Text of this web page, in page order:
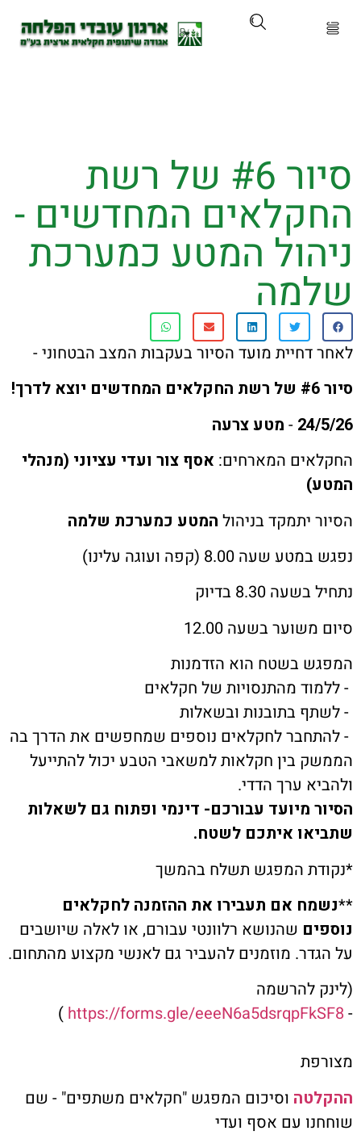
והכשרות
ועדכונים
קשר
סיור #6 של רשת
המחדשים -
המטע כמערכת
מועד הסיור בעקבות המצב הבטחוני -
-מטע צרעה
המארחים:אסף צור ועדי עציוני (מנהלי
יתמקד בניהול המטע כמערכת שלמה
8.00 (קפה ועוגה עלינו)
8.30 בדיוק
בשעה 12.00
בשטח הוא הזדמנות
מהתנסויות של חקלאים
בתובנות ובשאלות
לחקלאים נוספים שמחפשים את הדרך בה
בין חקלאות למשאבי הטבע יכול להתייעל
ערך הדדי.
מיועד עבורכם- דינמי ופתוח גם לשאלות
איתכם לשטח.
המפגש תשלח בהמשך
אם תעבירו את ההזמנה לחקלאים
שהנושא רלוונטי עבורם, או לאלה שיושבים
מוזמנים להעביר גם לאנשי מקצוע מהתחום.
להרשמה
https://forms.gle/
)
וסיכום המפגש "חקלאים משתפים" - שם
עם אסף ועדי